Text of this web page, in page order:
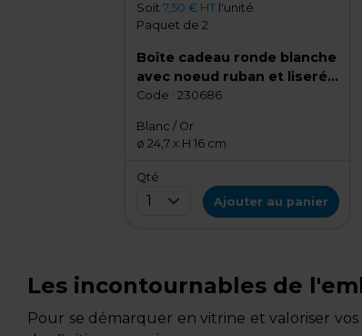
Soit 7,50 € HTl'unité
Paquet de 2
Boîte cadeau ronde blanche
avec noeud ruban et liseré
or en carton ø24,7x16 cm -
Code : 230686
Blanc / Or
ø 24,7 x H 16 cm
Qté
1 Ajouter au panier
Les incontournables de
Pour se démarquer en vitrine et valoriser